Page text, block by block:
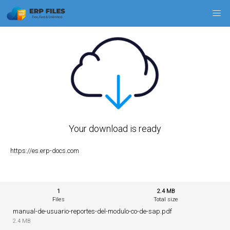
Your download is ready
https://es.erp-docs.com
1
Files
2.4 MB
Total size
manual-de-usuario-reportes-del-modulo-co-de-sap.pdf
2.4 MB